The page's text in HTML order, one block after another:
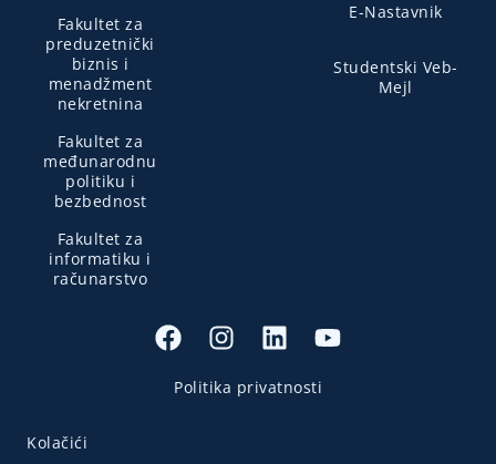
Fakultet za
preduzetnički
biznis i
menadžment
nekretnina
Fakultet za
međunarodnu
politiku i
bezbednost
Fakultet za
informatiku i
računarstvo
E-Nastavnik
Studentski Veb-
Mejl
Politika privatnosti
Kolačići